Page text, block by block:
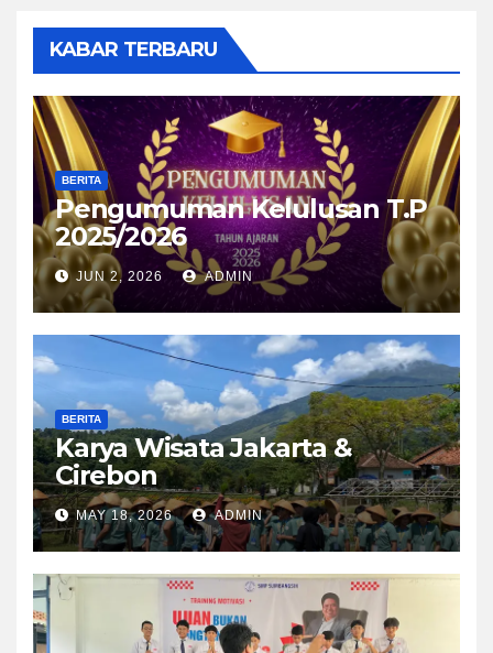
KABAR TERBARU
BERITA
Pengumuman Kelulusan T.P
2025/2026
JUN 2, 2026 ADMIN
BERITA
Karya Wisata Jakarta &
Cirebon
MAY 18, 2026 ADMIN